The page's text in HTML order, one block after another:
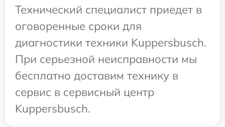
Технический специалист приедет в
оговоренные сроки для
диагностики техники Kuppersbusch.
При серьезной неисправности мы
бесплатно доставим технику в
сервис в сервисный центр
Kuppersbusch.